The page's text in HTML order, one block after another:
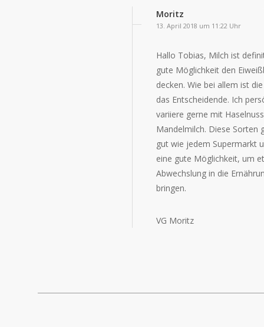
Moritz
13. April 2018 um 11:22 Uhr
Hallo Tobias, Milch ist
gute Möglichkeit den
decken. Wie bei allem ist
das Entscheidende. Ich
variiere gerne mit
Mandelmilch. Diese Sorten
gut wie jedem Supermarkt
eine gute Möglichkeit, um
Abwechslung in die
bringen.
VG Moritz